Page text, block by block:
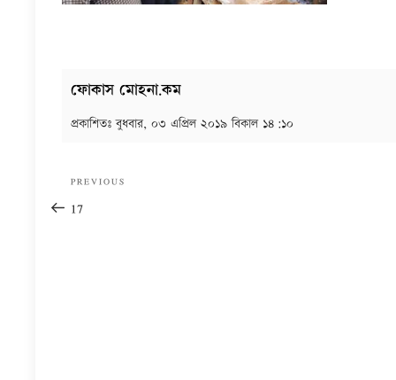
ফোকাস মোহনা.কম
প্রকাশিতঃবুধবার, ০৩ এপ্রিল ২০১৯ বিকাল ১৪:১০
Previous
Post
PREVIOUS
17